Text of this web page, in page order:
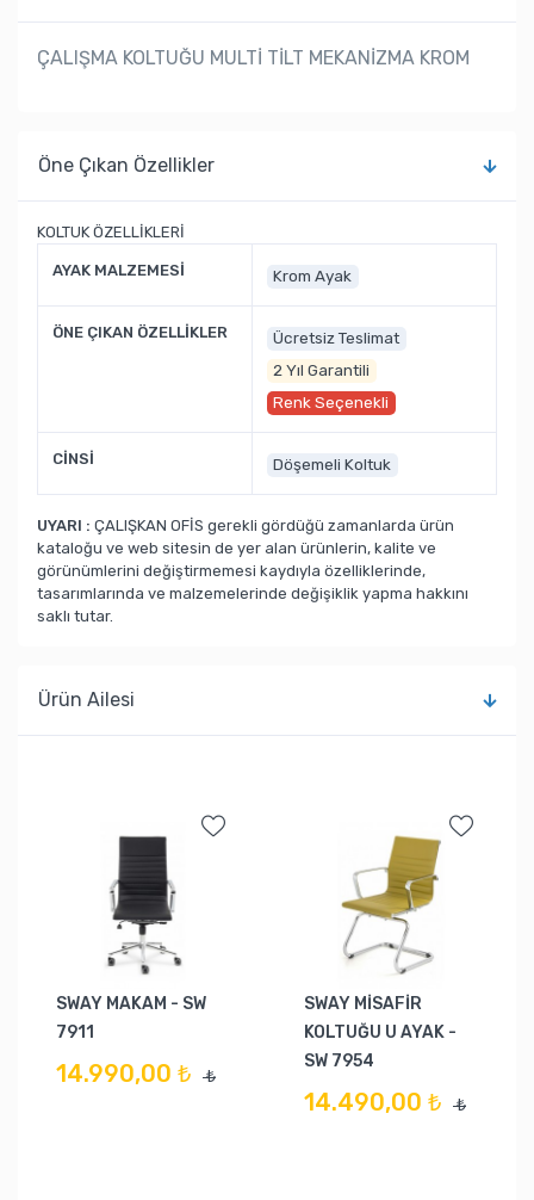
ÇALIŞMA KOLTUĞU MULTİ TİLT MEKANİZMA KROM
Öne Çıkan Özellikler
KOLTUK ÖZELLİKLERİ
AYAK MALZEMESİ Krom Ayak
ÖNE ÇIKAN ÖZELLİKLER
Ücretsiz Teslimat
2 Yıl Garantili
Renk Seçenekli
CİNSİ Döşemeli Koltuk
UYARI : ÇALIŞKAN OFİS gerekli gördüğü zamanlarda ürün
kataloğu ve web sitesin de yer alan ürünlerin, kalite ve
görünümlerini değiştirmemesi kaydıyla özelliklerinde,
tasarımlarında ve malzemelerinde değişiklik yapma hakkını
saklı tutar.
Ürün Ailesi
SWAY MAKAM - SW
7911
14.990,00 ₺ ₺
SWAY MİSAFİR
KOLTUĞU U AYAK -
SW 7954
14.490,00 ₺ ₺